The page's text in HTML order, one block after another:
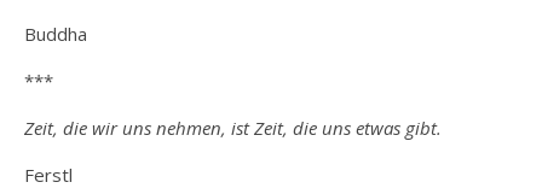
Buddha
***
Zeit, die wir uns nehmen, ist Zeit, die uns etwas gibt.
Ferstl